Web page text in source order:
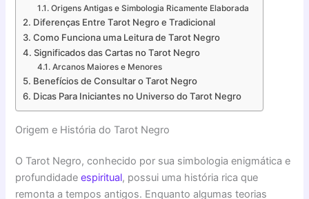
Origens Antigas e Simbologia Ricamente Elaborada
Diferenças Entre Tarot Negro e Tradicional
Como Funciona uma Leitura de Tarot Negro
Significados das Cartas no Tarot Negro
Arcanos Maiores e Menores
Benefícios de Consultar o Tarot Negro
Dicas Para Iniciantes no Universo do Tarot Negro
Origem e História do Tarot Negro
O Tarot Negro, conhecido por sua simbologia enigmática e
profundidadeespiritual, possui uma história rica que
remonta a tempos antigos. Enquanto algumas teorias